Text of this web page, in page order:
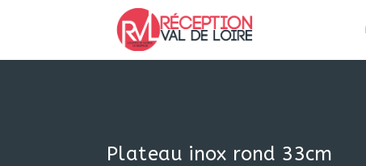
Plateau inox rond 33cm